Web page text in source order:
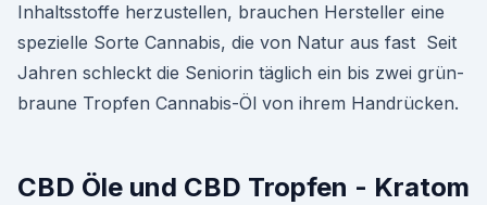
Inhaltsstoffe herzustellen, brauchen Hersteller eine
spezielle Sorte Cannabis, die von Natur aus fast Seit
Jahren schleckt die Seniorin täglich ein bis zwei grün-
braune Tropfen Cannabis-Öl von ihrem Handrücken.
CBD Öle und CBD Tropfen - Kratom